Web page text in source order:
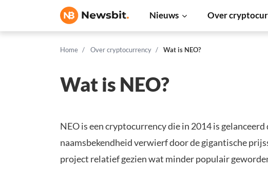
Nieuws Over
Home Over cryptocurrency Wat is NEO?
Wat is NEO?
NEO is een cryptocurrency die in 2014 is
naamsbekendheid verwierf door de gigantische
project relatief gezien wat minder populair